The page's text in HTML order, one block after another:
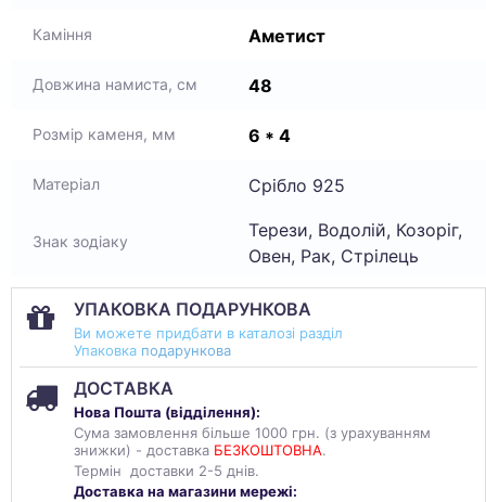
Каміння Аметист
Довжина намиста, см 48
Розмір каменя, мм 6 * 4
Матеріал Срібло 925
Знак зодіаку
Терези, Водолій, Козоріг,
Овен, Рак, Стрілець
УПАКОВКА ПОДАРУНКОВА
Ви можете придбати в каталозі разділ
Упаковка подарункова
ДОСТАВКА
Нова Пошта (відділення):
Сума замовлення більше 1000 грн. (з урахуванням
знижки) - доставка БЕЗКОШТОВНА.
Термін доставки 2-5 днів.
Доставка на магазини мережі: